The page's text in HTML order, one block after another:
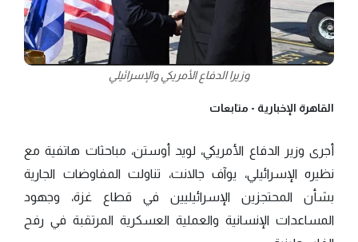
وزيرا الدفاع الأمريكي والإسرائيلي
القاهرة الإخبارية - متابعات
أجرى وزير الدفاع الأمريكي، لويد أوستن، مباحثات هاتفية مع
نظيره الإسرائيلي، يوآف جالانت، تناولت المفاوضات الجارية
بشأن المحتجزين الإسرائيليين في قطاع غزة، وجهود
المساعدات الإنسانية والعملية العسكرية المرتقبة في رفح